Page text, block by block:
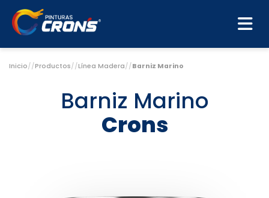
Inicio//Productos//Línea Madera//Barniz Marino
Barniz Marino
Crons